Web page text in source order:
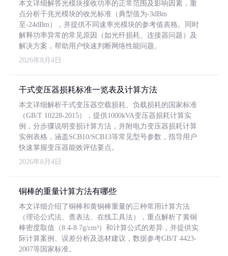
本文详细解答光模块接收功率的正常范围及影响因素，重
点分析千兆光模块的收光标准（典型值为-3dBm
至-24dBm），并提供不同速率光模块的参考值表格。同时
解释功率异常的常见原因（如光纤损耗、连接器问题）及
解决方案，帮助用户快速判断网络性能问题。
2026年8月4日
干式变压器损耗标准一览表及计算方法
本文详细解析干式变压器空载损耗、负载损耗的国家标准
（GB/T 10228-2015），提供1000kVA变压器损耗计算实
例，分步骤说明变损计算方法，并附电力变压器损耗计算
实例表格，涵盖SCB10/SCB13等常见型号参数，指导用户
快速掌握变压器能效评估要点。
2026年8月4日
铜棒的重量计算方法有哪些
本文详细介绍了铜棒和黄铜棒重量的三种常用计算方法
（理论公式法、查表法、在线工具法），重点解析了黄铜
棒密度取值（8.4-8.7g/cm³）和计算公式的差异，并提供实
际计算案例、误差分析及选材建议，数据参考GB/T 4423-
2007等国家标准。